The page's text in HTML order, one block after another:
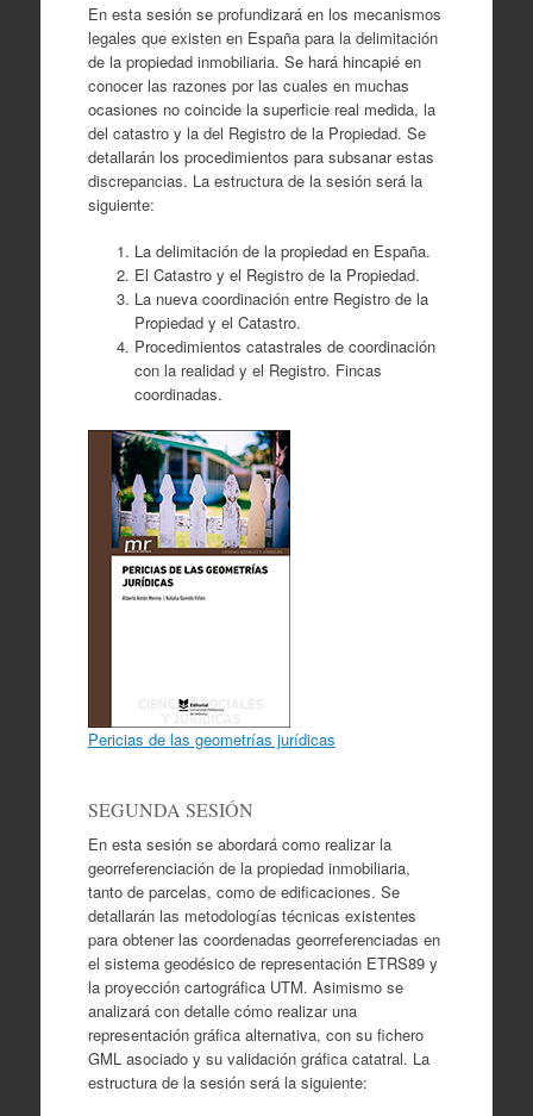
En esta sesión se profundizará en los mecanismos
legales que existen en España para la delimitación
de la propiedad inmobiliaria. Se hará hincapié en
conocer las razones por las cuales en muchas
ocasiones no coincide la superficie real medida, la
del catastro y la del Registro de la Propiedad. Se
detallarán los procedimientos para subsanar estas
discrepancias. La estructura de la sesión será la
siguiente:
La delimitación de la propiedad en España.
El Catastro y el Registro de la Propiedad.
La nueva coordinación entre Registro de la
Propiedad y el Catastro.
Procedimientos catastrales de coordinación
con la realidad y el Registro. Fincas
coordinadas.
Pericias de las geometrías jurídicas
SEGUNDA SESIÓN
En esta sesión se abordará como realizar la
georreferenciación de la propiedad inmobiliaria,
tanto de parcelas, como de edificaciones. Se
detallarán las metodologías técnicas existentes
para obtener las coordenadas georreferenciadas en
el sistema geodésico de representación ETRS89 y
la proyección cartográfica UTM. Asimismo se
analizará con detalle cómo realizar una
representación gráfica alternativa, con su fichero
GML asociado y su validación gráfica catatral. La
estructura de la sesión será la siguiente: